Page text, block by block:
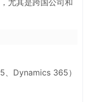
尤其是跨国公司和
Dynamics 365）